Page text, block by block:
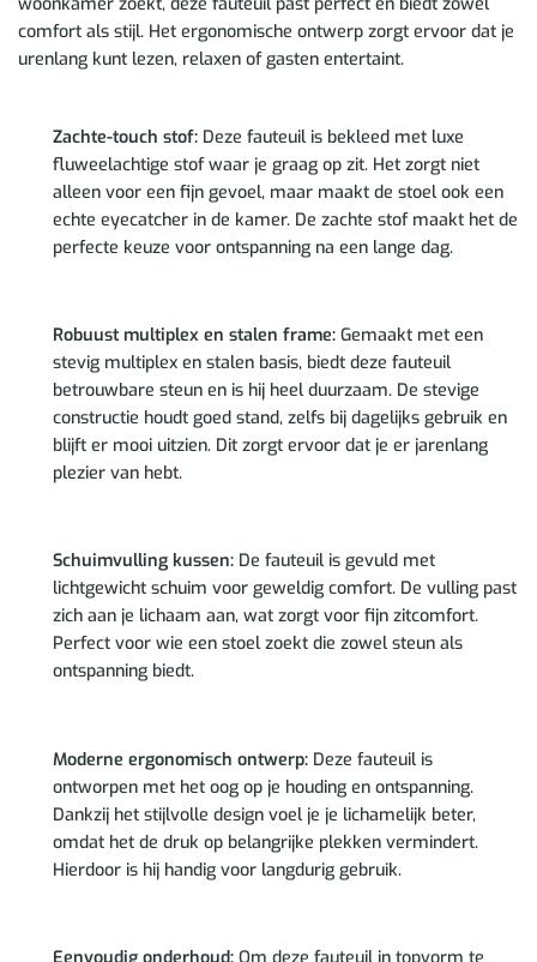
comfort als stijl. Het ergonomische ontwerp zorgt ervoor dat je
urenlang kunt lezen, relaxen of gasten entertaint.
Zachte-touch stof:Deze fauteuil is bekleed met luxe
fluweelachtige stof waar je graag op zit. Het zorgt niet
alleen voor een fijn gevoel, maar maakt de stoel ook een
echte eyecatcher in de kamer. De zachte stof maakt het de
perfecte keuze voor ontspanning na een lange dag.
Robuust multiplex en stalen frame:Gemaakt met een
stevig multiplex en stalen basis, biedt deze fauteuil
betrouwbare steun en is hij heel duurzaam. De stevige
constructie houdt goed stand, zelfs bij dagelijks gebruik en
blijft er mooi uitzien. Dit zorgt ervoor dat je er jarenlang
plezier van hebt.
Schuimvulling kussen:De fauteuil is gevuld met
lichtgewicht schuim voor geweldig comfort. De vulling past
zich aan je lichaam aan, wat zorgt voor fijn zitcomfort.
Perfect voor wie een stoel zoekt die zowel steun als
ontspanning biedt.
Moderne ergonomisch ontwerp:Deze fauteuil is
ontworpen met het oog op je houding en ontspanning.
Dankzij het stijlvolle design voel je je lichamelijk beter,
omdat het de druk op belangrijke plekken vermindert.
Hierdoor is hij handig voor langdurig gebruik.